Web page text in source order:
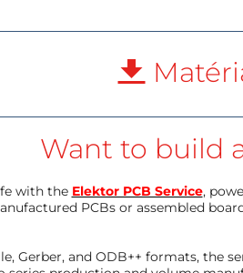
Want to build
with the Elektor PCB Service,
PCBs or assembled
Gerber, and ODB++ formats, the